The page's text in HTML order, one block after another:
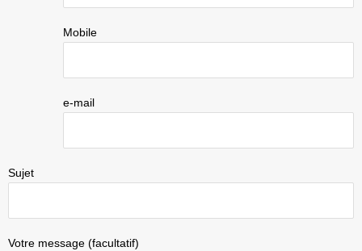
Mobile
e-mail
Sujet
Votre message (facultatif)